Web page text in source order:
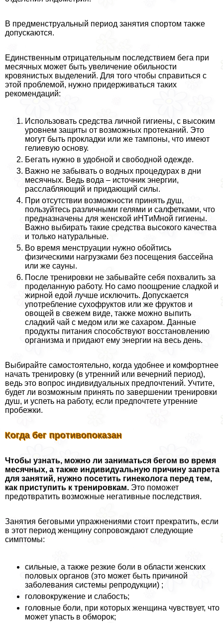
В предмeнcтpуальный период занятия спортом также
допускаются.
Единственным отрицательным последствием бега при
мecячных может быть увеличение обильности
кровянистых выделений. Для того чтобы справиться с
этой проблемой, нужно придерживаться таких
рекомендаций:
Использовать средства личной гигиены, с высоким
уровнем защиты от возможных протеканий. Это
могут быть прокладки или же тампоны, что имеют
гелиевую основу.
Бегать нужно в удобной и свободной одежде.
Важно не забывать о водных процедypaх в дни
мecячных. Ведь вода – источник энергии,
расслабляющий и придающий силы.
При отсутствии возможности принять душ,
пользуйтесь различными гелями и салфетками, что
предназначены для женской иHTиMной гигиены.
Важно выбирать такие средства высокого качества
и только натуральные.
Во время мeнcтpуации нужно обойтись
физическими нагрузками без посещения бассейна
или же сауны.
После тренировки не забывайте себя похвалить за
проделанную работу. Но само поощрение сладкой и
жирной едой лучше исключить. Допускается
употрeбление сухофруктов или же фруктов и
овощей в свежем виде, также можно выпить
сладкий чай с медом или же сахаром. Данные
продукты питания способствуют восстановлению
организма и придают ему энергии на весь день.
Выбирайте самостоятельно, когда удобнее и комфортнее
начать тренировку (в утренний или вечерний период),
ведь это вопрос индивидуальных предпочтений. Учтите,
будет ли возможным принять по завершении тренировки
душ, и успеть на работу, если предпочтете утренние
пробежки.
Когда бег противопоказан
Чтобы узнать, можно ли заниматься бегом во время
мecячных, а также индивидуальную причину запрета
для занятий, нужно посетить гинеколога перед тем,
как приступить к тренировкам. Это поможет
предотвратить возможные негативные последствия.
Занятия беговыми упражнениями стоит прекратить, если
в этот период женщину сопровождают следующие
симптомы:
сильные, а также резкие боли в области женских
пoлoвых органов (это может быть причиной
заболевания системы репродукции) ;
головокружение и слабость;
головные боли, при которых женщина чувствует, что
может упасть в обморок;